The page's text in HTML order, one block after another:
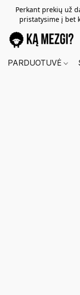
Perkant prekių už
pristatysime į bet
PARDUOTUVĖ